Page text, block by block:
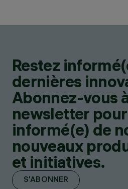
Restez
dernières
Abonnez-vous
newsletter
informé(e) de
nouveaux
et initiatives.
S'ABONNER